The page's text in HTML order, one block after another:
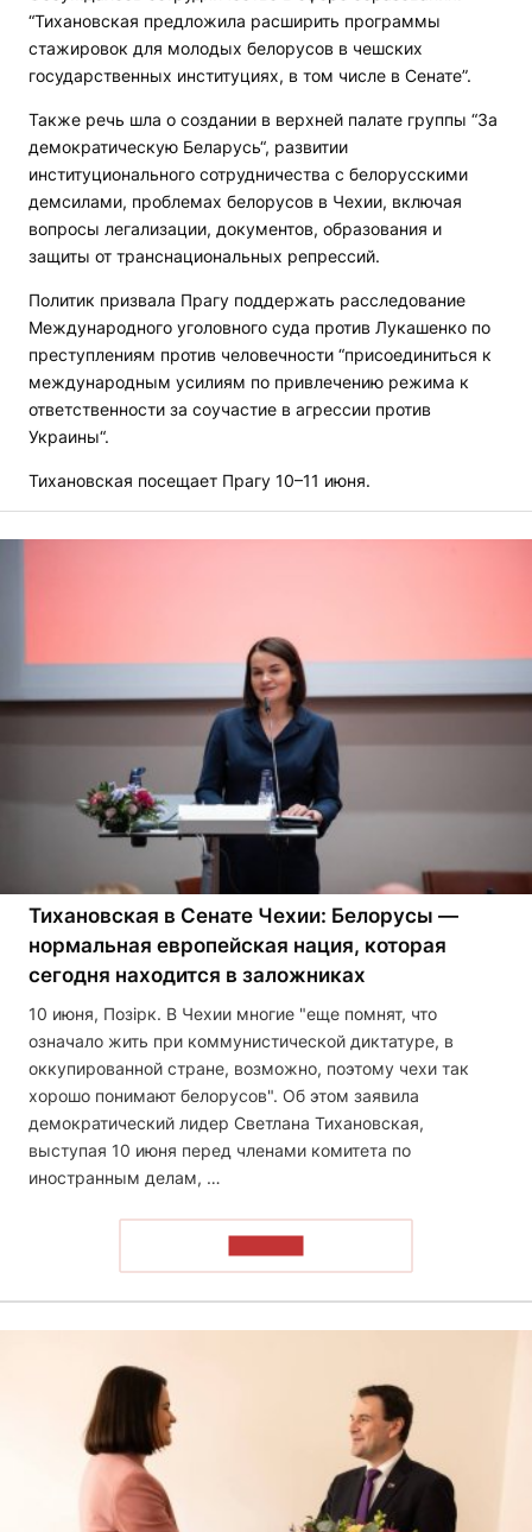
“Тихановская предложила расширить программы
стажировок для молодых белорусов в чешских
государственных институциях, в том числе в Сенате”.
Также речь шла о создании в верхней палате группы “За
демократическую Беларусь“, развитии
институционального сотрудничества с белорусскими
демсилами, проблемах белорусов в Чехии, включая
вопросы легализации, документов, образования и
защиты от транснациональных репрессий.
Политик призвала Прагу поддержать расследование
Международного уголовного суда против Лукашенко по
преступлениям против человечности “присоединиться к
международным усилиям по привлечению режима к
ответственности за соучастие в агрессии против
Украины“.
Тихановская посещает Прагу 10–11 июня.
Тихановская в Сенате Чехии: Белорусы —
нормальная европейская нация, которая
сегодня находится в заложниках
10 июня, Позірк. В Чехии многие "еще помнят, что
означало жить при коммунистической диктатуре, в
оккупированной стране, возможно, поэтому чехи так
хорошо понимают белорусов". Об этом заявила
демократический лидер Светлана Тихановская,
выступая 10 июня перед членами комитета по
иностранным делам, …